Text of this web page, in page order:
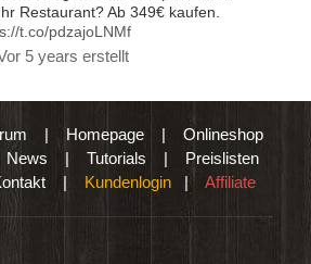
Restaurant? Ab 349€ kaufen.
t.co/pdzajoLNMf
5 years erstellt
| Homepage| Onlineshop
News | Tutorials | Preislisten
| Kundenlogin | Affiliate